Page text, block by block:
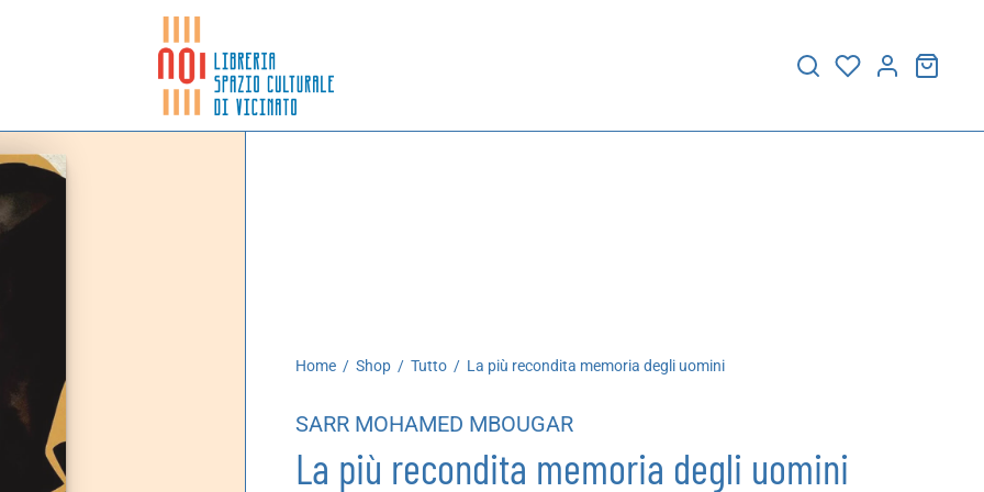
Home / Shop / Tutto / La più recondita memoria degli uomini
SARR MOHAMED MBOUGAR
La più recondita memoria degli uomini